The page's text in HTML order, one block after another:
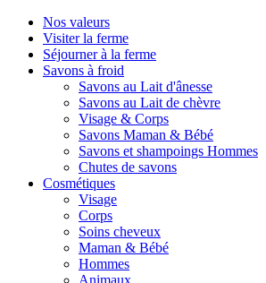
Nos valeurs
Visiter la ferme
Séjourner à la ferme
Savons à froid
Savons au Lait d'ânesse
Savons au Lait de chèvre
Visage & Corps
Savons Maman & Bébé
Savons et shampoings Hommes
Chutes de savons
Cosmétiques
Visage
Corps
Soins cheveux
Maman & Bébé
Hommes
Animaux